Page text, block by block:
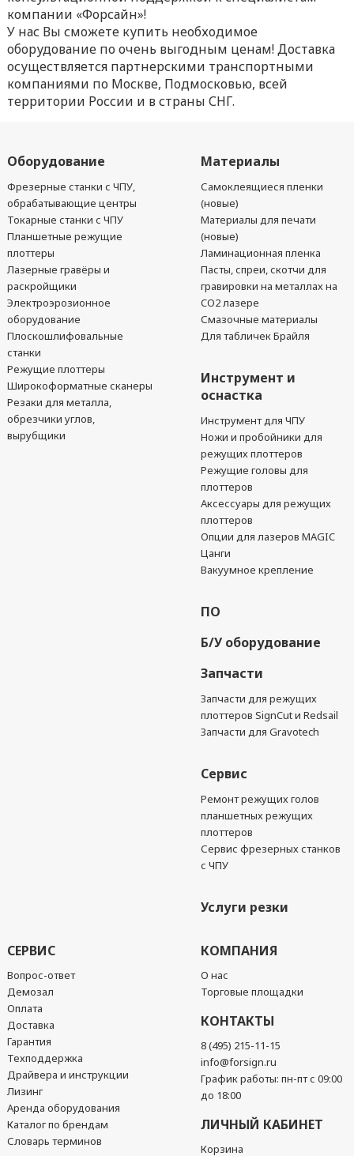
компании «Форсайн»!
У нас Вы сможете купить необходимое
оборудование по очень выгодным ценам! Доставка
осуществляется партнерскими транспортными
компаниями по Москве, Подмосковью, всей
территории России и в страны СНГ.
Оборудование
Фрезерные станки с ЧПУ,
обрабатывающие центры
Токарные станки с ЧПУ
Планшетные режущие
плоттеры
Лазерные гравёры и
раскройщики
Электроэрозионное
оборудование
Плоскошлифовальные
станки
Режущие плоттеры
Широкоформатные сканеры
Резаки для металла,
обрезчики углов,
вырубщики
Материалы
Самоклеящиеся пленки
(новые)
Материалы для печати
(новые)
Ламинационная пленка
Пасты, спреи, скотчи для
гравировки на металлах на
CO2 лазере
Смазочные материалы
Для табличек Брайля
Инструмент и
оснастка
Инструмент для ЧПУ
Ножи и пробойники для
режущих плоттеров
Режущие головы для
плоттеров
Аксессуары для режущих
плоттеров
Опции для лазеров MAGIC
Цанги
Вакуумное крепление
ПО
Б/У оборудование
Запчасти
Запчасти для режущих
плоттеров SignCut и Redsail
Запчасти для Gravotech
Сервис
Ремонт режущих голов
планшетных режущих
плоттеров
Сервис фрезерных станков
с ЧПУ
Услуги резки
СЕРВИС
Вопрос-ответ
Демозал
Оплата
Доставка
Гарантия
Техподдержка
Драйвера и инструкции
Лизинг
Аренда оборудования
Каталог по брендам
Словарь терминов
КОМПАНИЯ
О нас
Торговые площадки
КОНТАКТЫ
8 (495) 215-11-15
info@forsign.ru
График работы: пн-пт с 09:00
до 18:00
ЛИЧНЫЙ КАБИНЕТ
Корзина